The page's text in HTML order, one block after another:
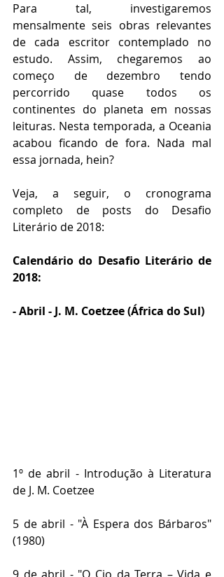
Para tal, investigaremos
mensalmente seis obras relevantes
de cada escritor contemplado no
estudo. Assim, chegaremos ao
começo de dezembro tendo
percorrido quase todos os
continentes do planeta em nossas
leituras. Nesta temporada, a Oceania
acabou ficando de fora. Nada mal
essa jornada, hein?
Veja, a seguir, o cronograma
completo de posts do Desafio
Literário de 2018:
Calendário do Desafio Literário de
2018:
- Abril - J. M. Coetzee (África do Sul)
1º de abril - Introdução à Literatura
de J. M. Coetzee
5 de abril - "À Espera dos Bárbaros"
(1980)